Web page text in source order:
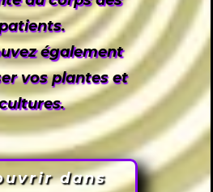
également
vos plantes et
dans